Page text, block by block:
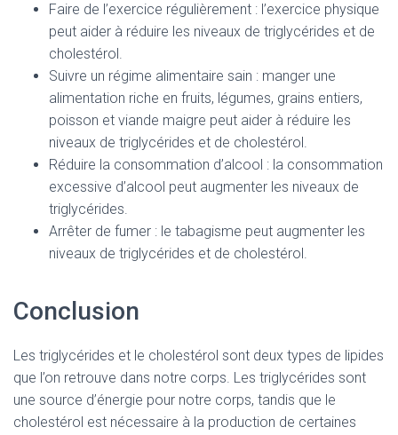
Faire de l’exercice régulièrement : l’exercice physique
peut aider à réduire les niveaux de triglycérides et de
cholestérol.
Suivre un régime alimentaire sain : manger une
alimentation riche en fruits, légumes, grains entiers,
poisson et viande maigre peut aider à réduire les
niveaux de triglycérides et de cholestérol.
Réduire la consommation d’alcool : la consommation
excessive d’alcool peut augmenter les niveaux de
triglycérides.
Arrêter de fumer : le tabagisme peut augmenter les
niveaux de triglycérides et de cholestérol.
Conclusion
Les triglycérides et le cholestérol sont deux types de lipides
que l’on retrouve dans notre corps. Les triglycérides sont
une source d’énergie pour notre corps, tandis que le
cholestérol est nécessaire à la production de certaines